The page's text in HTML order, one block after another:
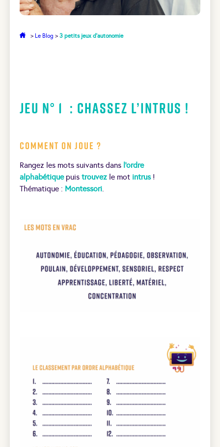
> Le Blog > 3 petits jeux d’autonomie
Jeu N° 1 : Chassez l’intrus !
Comment on joue ?
Rangez les mots suivants dans l’ordre
alphabétiquepuis trouvez le mot intrus!
Thématique : Montessori